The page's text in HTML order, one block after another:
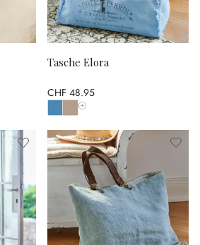
Tasche Elora
CHF 48.95
Alle Farben anzeigen